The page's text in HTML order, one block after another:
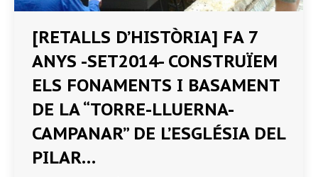
[RETALLS D’HISTÒRIA] FA 7
ANYS -SET2014- CONSTRUÏEM
ELS FONAMENTS I BASAMENT
DE LA “TORRE-LLUERNA-
CAMPANAR” DE L’ESGLÉSIA DEL
PILAR…